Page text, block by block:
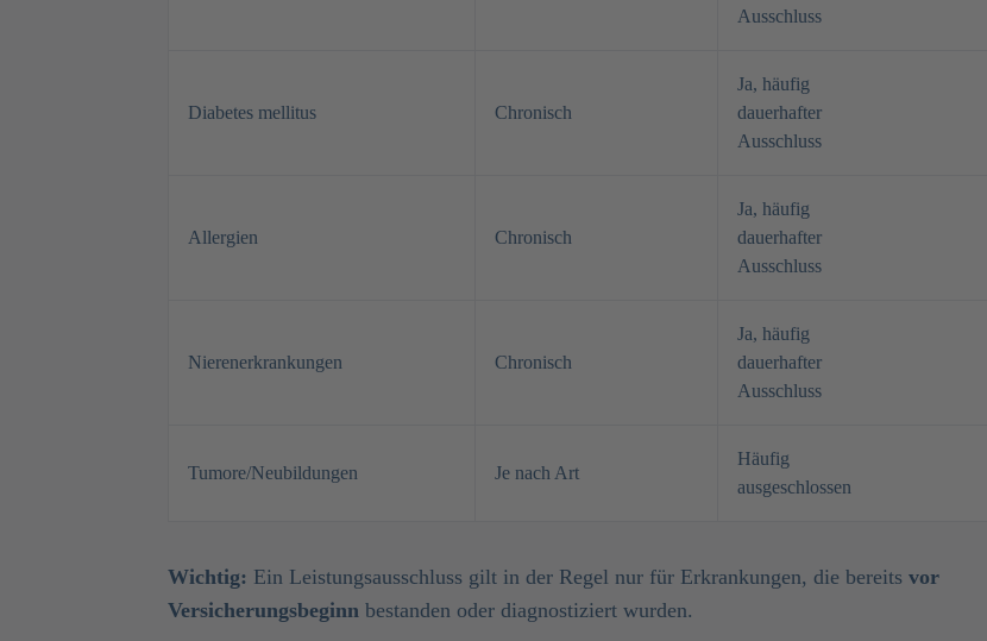
Ausschluss
Diabetes mellitus Chronisch
Ja, häufig
dauerhafter
Ausschluss
Allergien Chronisch
Ja, häufig
dauerhafter
Ausschluss
Nierenerkrankungen Chronisch
Ja, häufig
dauerhafter
Ausschluss
Tumore/Neubildungen Je nach Art
Häufig
ausgeschlossen
Wichtig: Ein Leistungsausschluss gilt in der Regel nur für Erkrankungen, die bereits vor
Versicherungsbeginn bestanden oder diagnostiziert wurden.